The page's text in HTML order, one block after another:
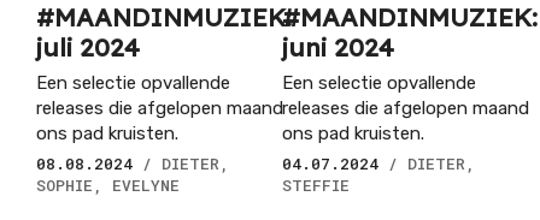
#MAANDINMUZIEK:
juli 2024
Een selectie opvallende
releases die afgelopen maand
ons pad kruisten.
08.08.2024 / DIETER,
SOPHIE, EVELYNE
#MAANDINMUZIEK:
juni 2024
Een selectie opvallende
releases die afgelopen maand
ons pad kruisten.
04.07.2024 / DIETER,
STEFFIE